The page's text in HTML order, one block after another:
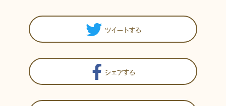
ツイートする
シェアする